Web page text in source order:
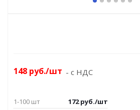
148 руб./шт - с НДС
1-100 шт 172руб./шт